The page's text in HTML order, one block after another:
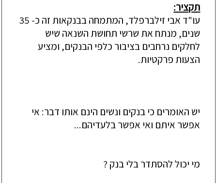
תקציר:
עו"ד אבי זילברפלד, המתמחה בבנקאות זה כ- 35
שנים, מנתח את שרשי תחושת השנאה שיש
לחלקים נרחבים בציבור כלפי הבנקים, ומציע
הצעות פרקטיות.
יש האומרים כי בנקים ונשים הינם אותו דבר: אי
אפשר איתם ואי אפשר בלעדיהם...
מי יכול להסתדר בלי בנק ?